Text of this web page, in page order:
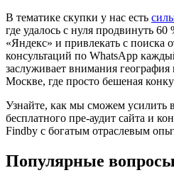
В тематике скупки у нас есть
где удалось с нуля продвинуть 60
«Яндекс» и привлекать с поиска
консультаций по WhatsApp
заслуживает внимания
Москве, где просто бешеная
Узнайте, как мы сможем усилить
бесплатного пре-аудит сайта и
Findby с богатым отраслевым
Популярные вопросы